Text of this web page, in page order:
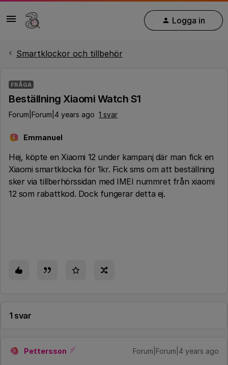
Logga in
Smartklockor och tillbehör
FRÅGA
Beställning Xiaomi Watch S1
Forum|Forum|4 years ago 1 svar
E Emmanuel
Hej, köpte en Xiaomi 12 under kampanj där man fick en
Xiaomi smartklocka för 1kr. Fick sms om att beställning
sker via tillberhörssidan med IMEI nummret från xiaomi
12 som rabattkod. Dock fungerar detta ej.
1 svar
P Pettersson Forum|Forum|4 years ago